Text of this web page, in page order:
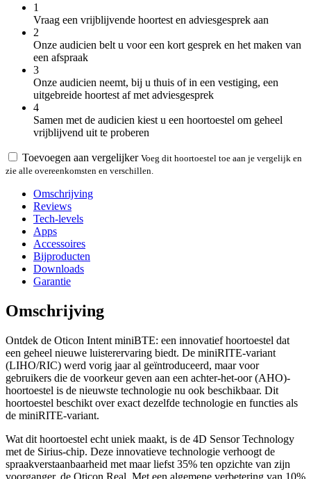
1
Vraag een vrijblijvende hoortest en adviesgesprek aan
2
Onze audicien belt u voor een kort gesprek en het maken van
een afspraak
3
Onze audicien neemt, bij u thuis of in een vestiging, een
uitgebreide hoortest af met adviesgesprek
4
Samen met de audicien kiest u een hoortoestel om geheel
vrijblijvend uit te proberen
Toevoegen aan vergelijker Voeg dit hoortoestel toe aan je vergelijk en
zie alle overeenkomsten en verschillen.
Omschrijving
Reviews
Tech-levels
Apps
Accessoires
Bijproducten
Downloads
Garantie
Omschrijving
Ontdek de Oticon Intent miniBTE: een innovatief hoortoestel dat
een geheel nieuwe luisterervaring biedt. De miniRITE-variant
(LIHO/RIC) werd vorig jaar al geïntroduceerd, maar voor
gebruikers die de voorkeur geven aan een achter-het-oor (AHO)-
hoortoestel is de nieuwste technologie nu ook beschikbaar. Dit
hoortoestel beschikt over exact dezelfde technologie en functies als
de miniRITE-variant.
Wat dit hoortoestel echt uniek maakt, is de 4D Sensor Technology
met de Sirius-chip. Deze innovatieve technologie verhoogt de
spraakverstaanbaarheid met maar liefst 35% ten opzichte van zijn
voorganger, de Oticon Real. Met een algemene verbetering van 10%